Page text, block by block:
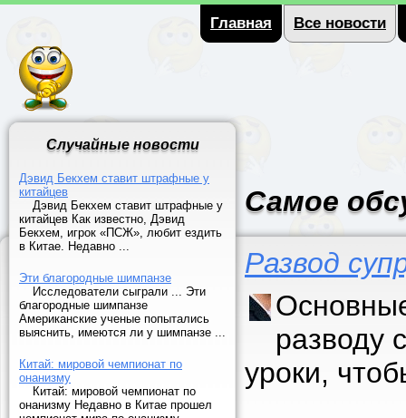
Главная Все новости
Случайные новости
Дэвид Бекхем ставит штрафные у
китайцев
Дэвид Бекхем ставит штрафные у
китайцев Как известно, Дэвид
Бекхем, игрок «ПСЖ», любит ездить
в Китае. Недавно ...
Эти благородные шимпанзе
Исследователи сыграли ... Эти
благородные шимпанзе
Американские ученые попытались
выяснить, имеются ли у шимпанзе ...
Китай: мировой чемпионат по
онанизму
Китай: мировой чемпионат по
онанизму Недавно в Китае прошел
Самое
Развод
разводу
уроки,